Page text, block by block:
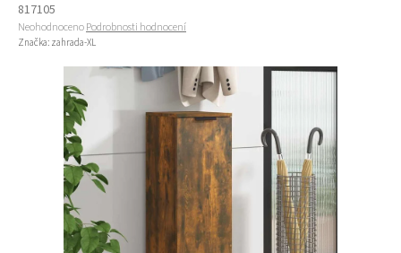
817105
Průměrné hodnocení produktu je 0,0 z 5 hvězdiček.
NeohodnocenoPodrobnosti hodnocení
Značka: zahrada-XL